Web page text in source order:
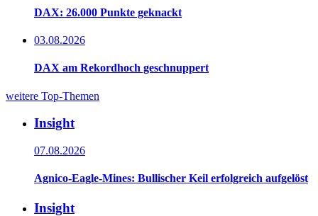
DAX: 26.000 Punkte geknackt
03.08.2026
DAX am Rekordhoch geschnuppert
weitere Top-Themen
Insight
07.08.2026
Agnico-Eagle-Mines: Bullischer Keil erfolgreich aufgelöst
Insight